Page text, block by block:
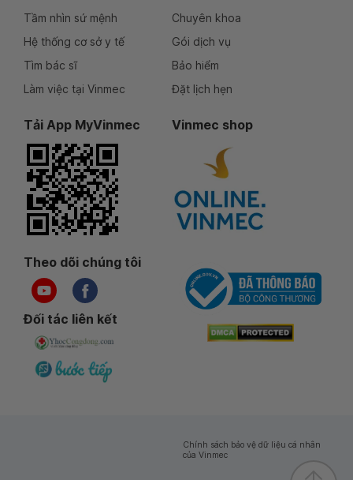
Tầm nhìn sứ mệnh
Hệ thống cơ sở y tế
Tìm bác sĩ
Làm việc tại Vinmec
Chuyên khoa
Gói dịch vụ
Bảo hiểm
Đặt lịch hẹn
Tải App MyVinmec Vinmec shop
Theo dõi chúng tôi
Đối tác liên kết
Chính sách bảo vệ dữ liệu cá nhân
của Vinmec